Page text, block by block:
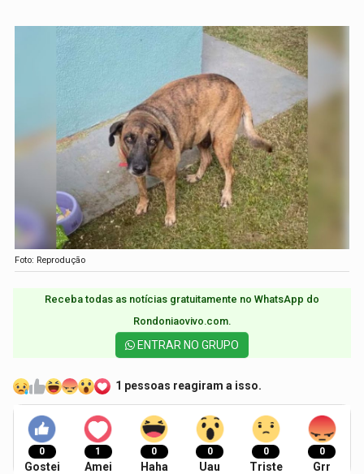
Foto: Reprodução
Receba todas as notícias gratuitamente no WhatsApp do
Rondoniaovivo.com.​
ENTRAR NO GRUPO
1 pessoas reagiram a isso.
0
Gostei
1
Amei
0
Haha
0
Uau
0
Triste
0
Grr